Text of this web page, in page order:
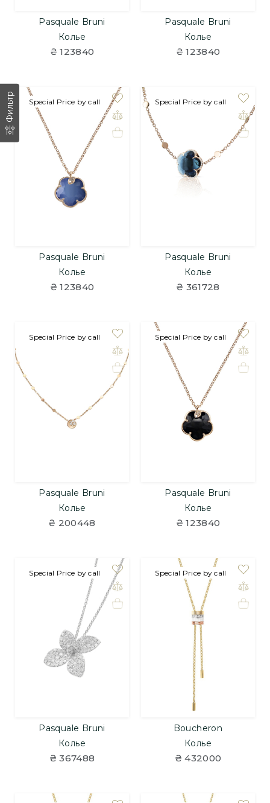
Фильтр
Pasquale Bruni
Колье
₴ 123840
Pasquale Bruni
Колье
₴ 123840
под заказ
Special Price by call
Pasquale Bruni
Колье
₴ 123840
под заказ
Special Price by call
Pasquale Bruni
Колье
₴ 361728
под заказ
Special Price by call
Pasquale Bruni
Колье
₴ 200448
под заказ
Special Price by call
Pasquale Bruni
Колье
₴ 123840
под заказ
Special Price by call
Pasquale Bruni
Колье
₴ 367488
под заказ
Special Price by call
Boucheron
Колье
₴ 432000